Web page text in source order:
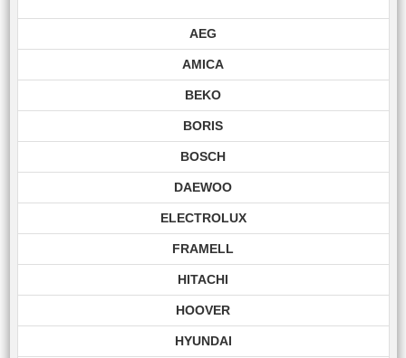
AEG
AMICA
BEKO
BORIS
BOSCH
DAEWOO
ELECTROLUX
FRAMELL
HITACHI
HOOVER
HYUNDAI